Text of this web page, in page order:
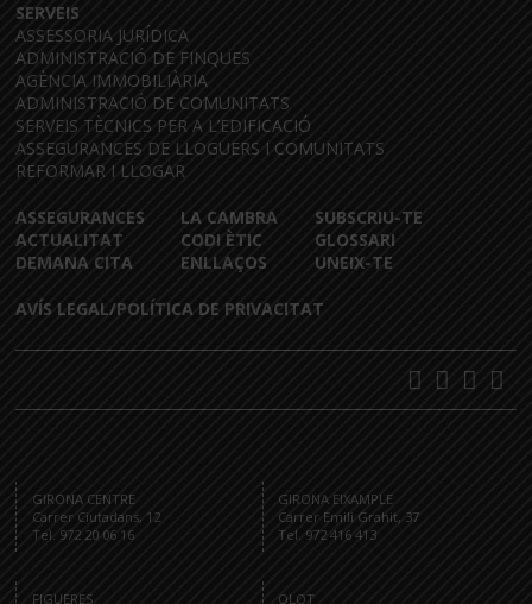
SERVEIS
ASSESSORIA JURÍDICA
ADMINISTRACIÓ DE FINQUES
AGÈNCIA IMMOBILIÀRIA
ADMINISTRACIÓ DE COMUNITATS
SERVEIS TÈCNICS PER A L’EDIFICACIÓ
ASSEGURANCES DE LLOGUERS I COMUNITATS
REFORMAR I LLOGAR
ASSEGURANCES
ACTUALITAT
DEMANA CITA
LA CAMBRA
CODI ÈTIC
ENLLAÇOS
SUBSCRIU-TE
GLOSSARI
UNEIX-TE
AVÍS LEGAL/POLÍTICA DE PRIVACITAT
GIRONA CENTRE
Carrer Ciutadans, 12
Tel. 972 20 06 16
GIRONA EIXAMPLE
Carrer Emili Grahit, 37
Tel. 972 416 413
FIGUERES OLOT